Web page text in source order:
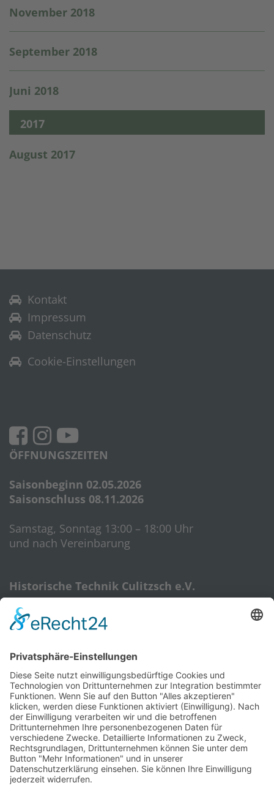
November 2018
September 2018
Juni 2018
2017
August 2017
Kontakt
Impressum
Datenschutz
Cookie-Einstellungen
ÖFFNUNGSZEITEN
Saisonbeginn 02.05.2026
Saisonschluss 08.11.2026
Samstag, Sonntag 13:00 – 18:00 Uhr
und nach Vereinbarung
Historische Technik Culitzsch e.V.
08112 Wilkau-Haßlau‎
E-Mail:
htcverein@gmail.com